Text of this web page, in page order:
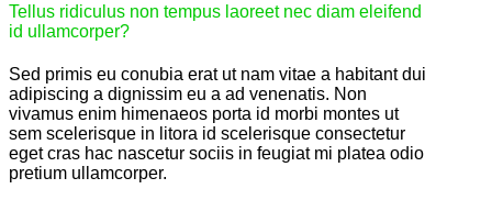
Tellus ridiculus non tempus laoreet nec diam eleifend
id ullamcorper?
Sed primis eu conubia erat ut nam vitae a habitant dui
adipiscing a dignissim eu a ad venenatis. Non
vivamus enim himenaeos porta id morbi montes ut
sem scelerisque in litora id scelerisque consectetur
eget cras hac nascetur sociis in feugiat mi platea odio
pretium ullamcorper.